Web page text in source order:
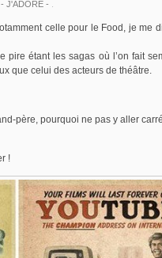
- J'ADORE -
celle pour le Food, je me
pire étant les sagas où l’on fait
que celui des acteurs de théâtre.
père, pourquoi ne pas y aller
!